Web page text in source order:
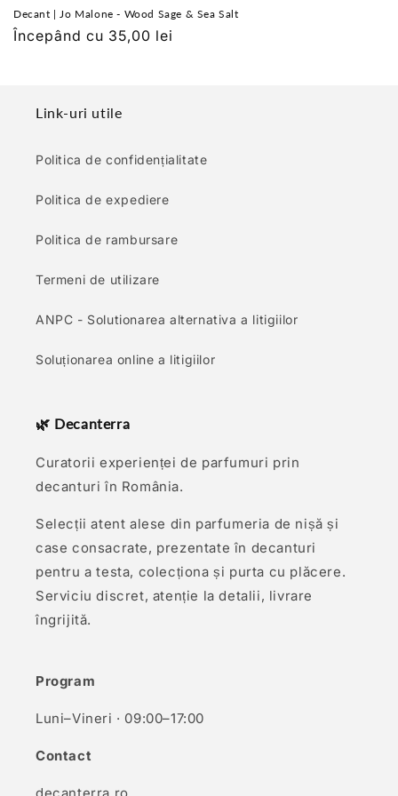
Decant | Jo Malone - Wood Sage & Sea Salt
Preț
Începând cu 35,00 lei
Link-uri utile
Politica de confidențialitate
Politica de expediere
Politica de rambursare
Termeni de utilizare
ANPC - Solutionarea alternativa a litigiilor
Soluționarea online a litigiilor
🌿 Decanterra
Curatorii experienței de parfumuri prin
decanturi în România.
Selecții atent alese din parfumeria de nișă și
case consacrate, prezentate în decanturi
pentru a testa, colecționa și purta cu plăcere.
Serviciu discret, atenție la detalii, livrare
îngrijită.
Program
Luni–Vineri · 09:00–17:00
Contact